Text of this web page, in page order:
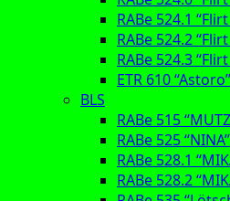
RABe 524.1
RABe 524.2
RABe 524.3
ETR 610 “Astoro”
BLS
RABe 515
RABe 525 “NINA”
RABe 528.1
RABe 528.2